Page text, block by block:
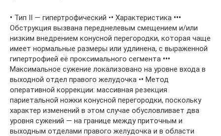
• Тип II — гипертрофический •• Характеристика •••
Обструкция вызвана переднелевым смещением и/или
низким внедрением конусной перегородки, которая чаще
имеет нормальные размеры или удлинена, с выраженной
гипертрофией её проксимального сегмента •••
Максимальное сужение локализовано на уровне входа в
выходной отдел правого желудочка •• Метод
оперативной коррекции: массивная резекция
париетальной ножки конусной перегородки, поскольку
характер изменений в этом случае обусловливает два
уровня сужений — на границе между приточным и
выходным отделами правого желудочка и в области